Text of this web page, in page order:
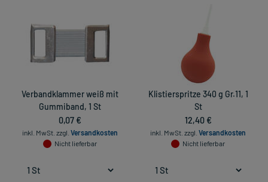
Verbandklammer weiß mit
Gummiband, 1 St
0,07 €
inkl. MwSt. zzgl. Versandkosten
Nicht lieferbar
Klistierspritze 340 g Gr.11, 1
St
12,40 €
inkl. MwSt. zzgl. Versandkosten
Nicht lieferbar